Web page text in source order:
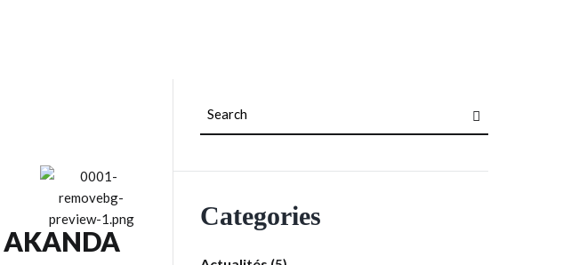
Categories